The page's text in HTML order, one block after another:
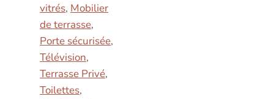
vitrés, Mobilier
de terrasse,
Porte sécurisée,
Télévision,
Terrasse Privé,
Toilettes,